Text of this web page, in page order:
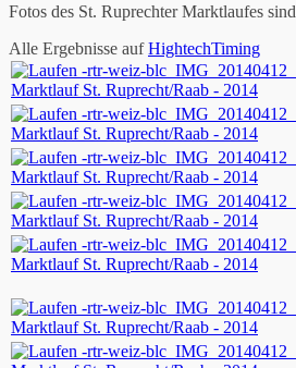
Fotos des St. Ruprechter Marktlaufes sind
Alle Ergebnisse aufHightechTiming